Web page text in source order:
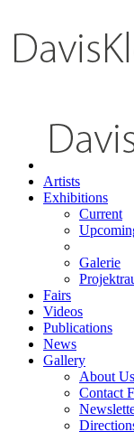
Artists
Exhibitions
Current
Galerie
Fairs
Videos
Publications
News
Gallery
About Us
Contact